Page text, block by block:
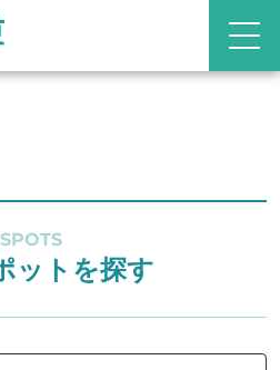
SPOTS
ットを探す